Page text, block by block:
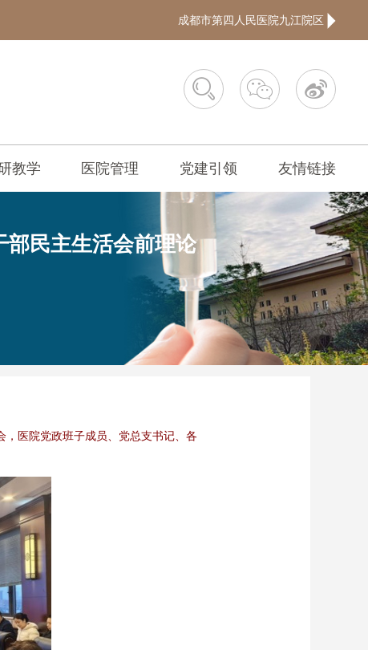
成都市第四人民医院九江院区



教学 医院管理 党建引领 友情链接
部民主生活会前理论
医院党政班子成员、党总支书记、各